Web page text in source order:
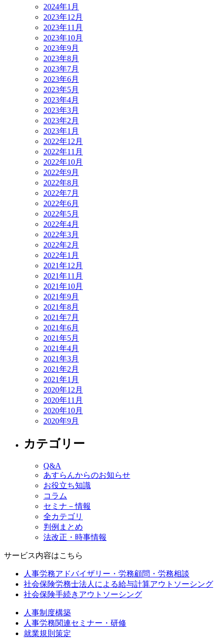
2024年1月
2023年12月
2023年11月
2023年10月
2023年9月
2023年8月
2023年7月
2023年6月
2023年5月
2023年4月
2023年3月
2023年2月
2023年1月
2022年12月
2022年11月
2022年10月
2022年9月
2022年8月
2022年7月
2022年6月
2022年5月
2022年4月
2022年3月
2022年2月
2022年1月
2021年12月
2021年11月
2021年10月
2021年9月
2021年8月
2021年7月
2021年6月
2021年5月
2021年4月
2021年3月
2021年2月
2021年1月
2020年12月
2020年11月
2020年10月
2020年9月
カテゴリー
Q&A
あすらんからのお知らせ
お役立ち知識
コラム
セミナ－情報
全カテゴリ
判例まとめ
法改正・時事情報
サービス内容はこちら
人事労務アドバイザリー・労務顧問・労務相談
社会保険労務士法人による給与計算アウトソーシング
社会保険手続きアウトソーシング
人事制度構築
人事労務関連セミナー・研修
就業規則策定